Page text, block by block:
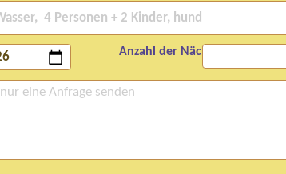
Anzahl der Nächte: